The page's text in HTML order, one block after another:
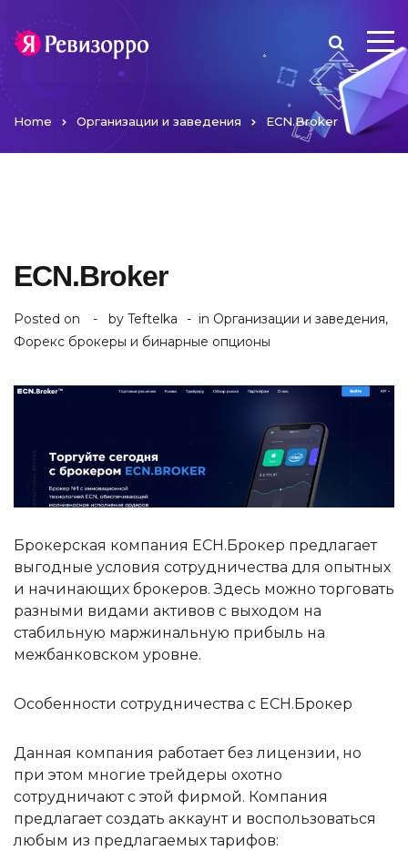
Home Организации и заведения ECN.Broker
ECN.Broker
Posted on by Teftelka in Организации и заведения,
Форекс брокеры и бинарные опционы
Брокерская компания ECН.Брокер предлагает
выгодные условия сотрудничества для опытных
и начинающих брокеров. Здесь можно торговать
разными видами активов с выходом на
стабильную маржинальную прибыль на
межбанковском уровне.
Особенности сотрудничества с ЕСН.Брокер
Данная компания работает без лицензии, но
при этом многие трейдеры охотно
сотрудничают с этой фирмой. Компания
предлагает создать аккаунт и воспользоваться
любым из предлагаемых тарифов: